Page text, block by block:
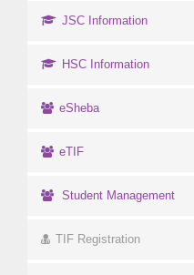
JSC Information
HSC Information
eSheba
eTIF
Student Management
TIF Registration